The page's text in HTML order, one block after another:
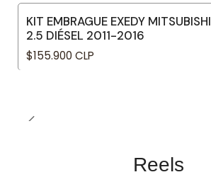
KIT EMBRAGUE EXEDY
2.5 DIÉSEL 2011-2016
$155.900 CLP
Reels